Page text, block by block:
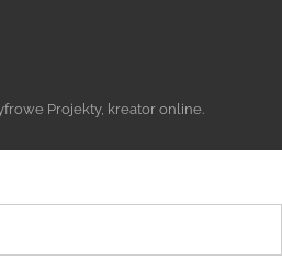
Projekty, kreator online.